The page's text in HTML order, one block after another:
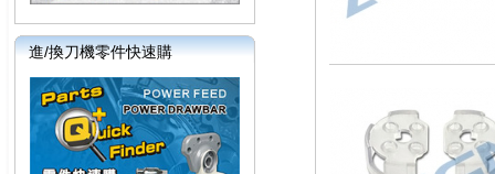
進/換刀機零件快速購